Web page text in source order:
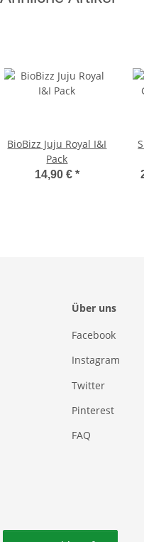
BioBizz Juju Royal I&I
Pack
14,90 € *
Über uns
Facebook
Instagram
Twitter
Pinterest
FAQ